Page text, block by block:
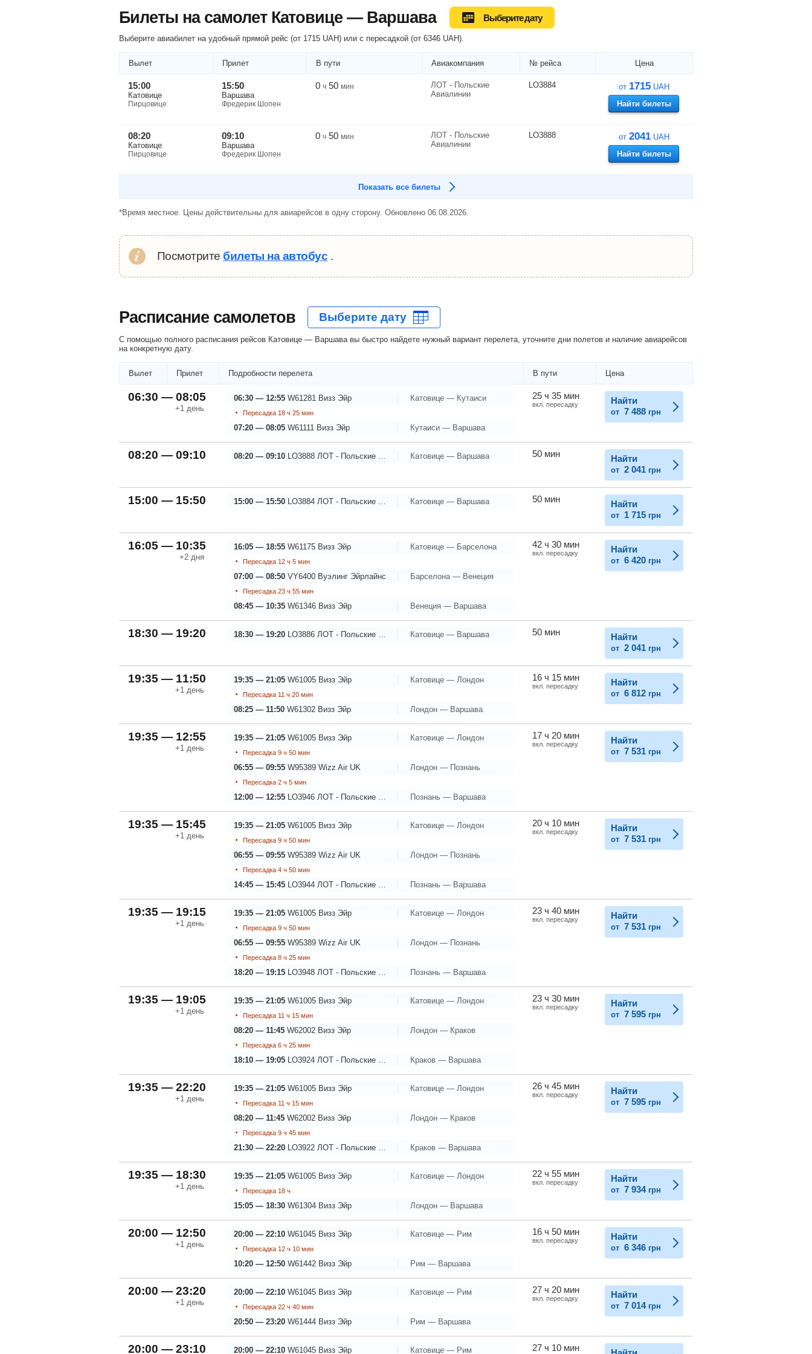
Билеты на самолет Катовице — Варшава Выберите дату
Выберите авиабилет на удобный прямой рейс (от 1715 UAH) или с пересадкой (от 6346 UAH).
Вылет Прилет В пути Авиакомпания № рейса Цена
15:00
Катовице
Пирцовице
15:50
Варшава
Фредерик Шопен
0 ч 50 мин
ЛОТ - Польские
Авиалинии
LO3884 от 1715 UAH
Найти билеты
08:20
Катовице
Пирцовице
09:10
Варшава
Фредерик Шопен
0 ч 50 мин
ЛОТ - Польские
Авиалинии
LO3888 от 2041 UAH
Найти билеты
Показать все билеты
*Время местное. Цены действительны для авиарейсов в одну сторону. Обновлено 06.08.2026.
Посмотритебилеты на автобус .
Расписание самолетов
С помощью полного расписания рейсов Катовице — Варшава вы быстро найдете нужный вариант перелета, уточните дни полетов и наличие авиарейсов
на конкретную дату.
Вылет Прилет Подробности перелета В пути Цена
06:30 — 08:05
+1 день
06:30 — 12:55 W61281 Визз Эйр Катовице — Кутаиси
Пересадка 18 ч 25 мин
07:20 — 08:05 W61111 Визз Эйр Кутаиси — Варшава
25 ч 35 мин
вкл. пересадку Найти
от 7 488 грн
08:20 — 09:10 08:20 — 09:10 LO3888 ЛОТ - Польские Авиалинии Катовице — Варшава 50 мин Найти
от 2 041 грн
15:00 — 15:50 15:00 — 15:50 LO3884 ЛОТ - Польские Авиалинии Катовице — Варшава 50 мин Найти
от 1 715 грн
16:05 — 10:35
+2 дня
16:05 — 18:55 W61175 Визз Эйр Катовице — Барселона
Пересадка 12 ч 5 мин
07:00 — 08:50 VY6400 Вуэлинг Эйрлайнс Барселона — Венеция
Пересадка 23 ч 55 мин
08:45 — 10:35 W61346 Визз Эйр Венеция — Варшава
42 ч 30 мин
вкл. пересадку Найти
от 6 420 грн
18:30 — 19:20 18:30 — 19:20 LO3886 ЛОТ - Польские Авиалинии Катовице — Варшава 50 мин Найти
от 2 041 грн
19:35 — 11:50
+1 день
19:35 — 21:05 W61005 Визз Эйр Катовице — Лондон
Пересадка 11 ч 20 мин
08:25 — 11:50 W61302 Визз Эйр Лондон — Варшава
16 ч 15 мин
вкл. пересадку Найти
от 6 812 грн
19:35 — 12:55
+1 день
19:35 — 21:05 W61005 Визз Эйр Катовице — Лондон
Пересадка 9 ч 50 мин
06:55 — 09:55 W95389 Wizz Air UK Лондон — Познань
Пересадка 2 ч 5 мин
12:00 — 12:55 LO3946 ЛОТ - Польские Авиалинии Познань — Варшава
17 ч 20 мин
вкл. пересадку Найти
от 7 531 грн
19:35 — 15:45
+1 день
19:35 — 21:05 W61005 Визз Эйр Катовице — Лондон
Пересадка 9 ч 50 мин
06:55 — 09:55 W95389 Wizz Air UK Лондон — Познань
Пересадка 4 ч 50 мин
14:45 — 15:45 LO3944 ЛОТ - Польские Авиалинии Познань — Варшава
20 ч 10 мин
вкл. пересадку Найти
от 7 531 грн
19:35 — 19:15
+1 день
19:35 — 21:05 W61005 Визз Эйр Катовице — Лондон
Пересадка 9 ч 50 мин
06:55 — 09:55 W95389 Wizz Air UK Лондон — Познань
Пересадка 8 ч 25 мин
18:20 — 19:15 LO3948 ЛОТ - Польские Авиалинии Познань — Варшава
23 ч 40 мин
вкл. пересадку Найти
от 7 531 грн
19:35 — 19:05
+1 день
19:35 — 21:05 W61005 Визз Эйр Катовице — Лондон
Пересадка 11 ч 15 мин
08:20 — 11:45 W62002 Визз Эйр Лондон — Краков
Пересадка 6 ч 25 мин
18:10 — 19:05 LO3924 ЛОТ - Польские Авиалинии Краков — Варшава
23 ч 30 мин
вкл. пересадку Найти
от 7 595 грн
19:35 — 22:20
+1 день
19:35 — 21:05 W61005 Визз Эйр Катовице — Лондон
Пересадка 11 ч 15 мин
08:20 — 11:45 W62002 Визз Эйр Лондон — Краков
Пересадка 9 ч 45 мин
21:30 — 22:20 LO3922 ЛОТ - Польские Авиалинии Краков — Варшава
26 ч 45 мин
вкл. пересадку Найти
от 7 595 грн
19:35 — 18:30
+1 день
19:35 — 21:05 W61005 Визз Эйр Катовице — Лондон
Пересадка 18 ч
15:05 — 18:30 W61304 Визз Эйр Лондон — Варшава
22 ч 55 мин
вкл. пересадку Найти
от 7 934 грн
20:00 — 12:50
+1 день
20:00 — 22:10 W61045 Визз Эйр Катовице — Рим
Пересадка 12 ч 10 мин
10:20 — 12:50 W61442 Визз Эйр Рим — Варшава
16 ч 50 мин
вкл. пересадку Найти
от 6 346 грн
20:00 — 23:20
+1 день
20:00 — 22:10 W61045 Визз Эйр Катовице — Рим
Пересадка 22 ч 40 мин
20:50 — 23:20 W61444 Визз Эйр Рим — Варшава
27 ч 20 мин
вкл. пересадку Найти
от 7 014 грн
20:00 — 23:10 20:00 — 22:10 W61045 Визз Эйр Катовице — Рим 27 ч 10 мин